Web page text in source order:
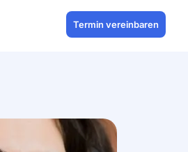
Termin vereinbaren